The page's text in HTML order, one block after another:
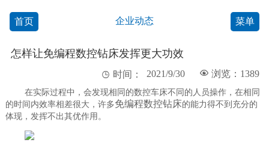
首页 企业动态 菜单
怎样让免编程数控钻床发挥更大功效
 浏览：1389
 时间： 2021/9/30
在实际过程中，会发现相同的数控车床不同的人员操作，在相同
的时间内效率相差很大，许多免编程数控钻床的能力得不到充分的
体现，发挥不出其优作用。